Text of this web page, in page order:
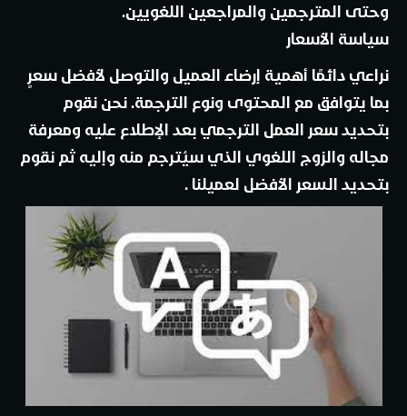
وحتى المترجمين والمراجعين اللغويين.
سياسة الأسعار
نراعي دائمًا أهمية إرضاء العميل والتوصل لأفضل سعرٍ
بما يتوافق مع المحتوى ونوع الترجمة. نحن نقوم
بتحديد سعر العمل الترجمي بعد الإطلاع عليه ومعرفة
مجاله والزوج اللغوي الذي سيُترجم منه وإليه ثم نقوم
بتحديد السعر الأفضل لعميلنا .